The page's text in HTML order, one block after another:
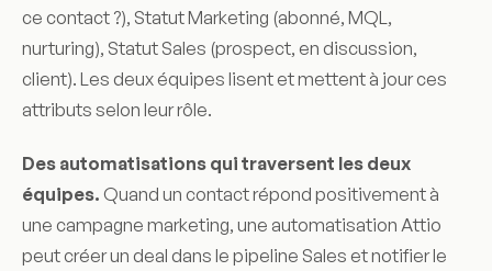
ce contact ?), Statut Marketing (abonné, MQL,
nurturing), Statut Sales (prospect, en discussion,
client). Les deux équipes lisent et mettent à jour ces
attributs selon leur rôle.
Des automatisations qui traversent les deux
équipes. Quand un contact répond positivement à
une campagne marketing, une automatisation Attio
peut créer un deal dans le pipeline Sales et notifier le